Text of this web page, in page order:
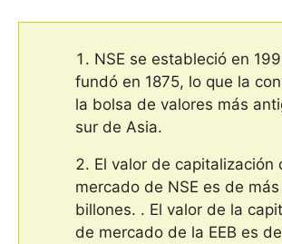
NSE se estableció en
fundó en 1875, lo que la
la bolsa de valores más
sur de Asia.
El valor de capitalización
mercado de NSE es de
billones. . El valor de la
de mercado de la EEB es